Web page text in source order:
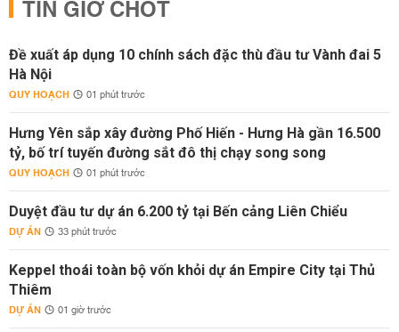
TIN GIỜ CHÓT
Đề xuất áp dụng 10 chính sách đặc thù đầu tư Vành đai 5
Hà Nội
QUY HOẠCH 01 phút trước
Hưng Yên sắp xây đường Phố Hiến - Hưng Hà gần 16.500
tỷ, bố trí tuyến đường sắt đô thị chạy song song
QUY HOẠCH 01 phút trước
Duyệt đầu tư dự án 6.200 tỷ tại Bến cảng Liên Chiểu
DỰ ÁN 33 phút trước
Keppel thoái toàn bộ vốn khỏi dự án Empire City tại Thủ
Thiêm
DỰ ÁN 01 giờ trước